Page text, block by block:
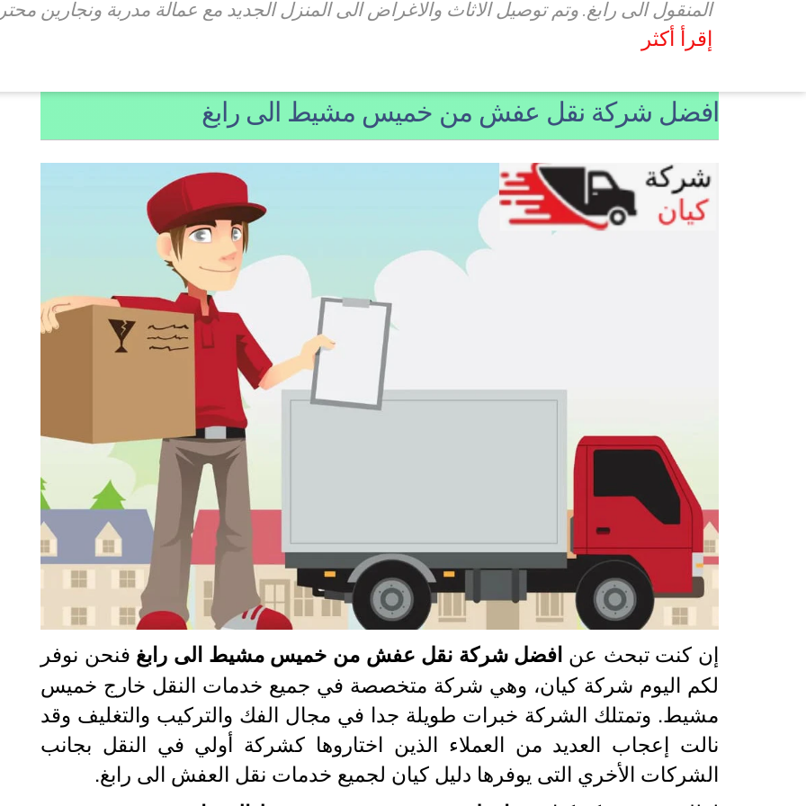
المنقول الى رابغ. وتم توصيل الاثاث والاغراض الى المنزل الجديد مع عمالة مدربة ونجارين
إقرأ أكثر
افضل شركة نقل عفش من خميس مشيط الى رابغ
إن كنت تبحث عن افضل شركة نقل عفش من خميس مشيط الى رابغ فنحن نوفر
لكم اليوم شركة كيان، وهي شركة متخصصة في جميع خدمات النقل خارج خميس
مشيط. وتمتلك الشركة خبرات طويلة جدا في مجال الفك والتركيب والتغليف وقد
نالت إعجاب العديد من العملاء الذين اختاروها كشركة أولي في النقل بجانب
الشركات الأخري التى يوفرها دليل كيان لجميع خدمات نقل العفش الى رابغ.